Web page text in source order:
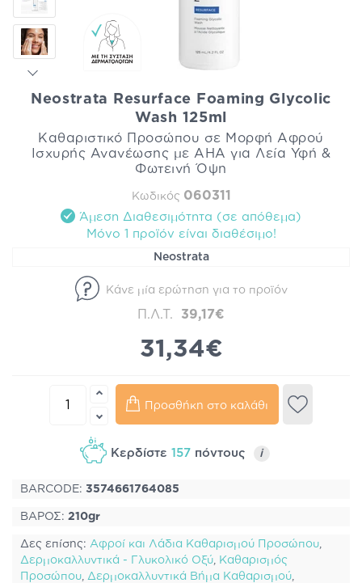
Neostrata Resurface Foaming Glycolic
Wash 125ml
Καθαριστικό Προσώπου σε Μορφή Αφρού
Ισχυρής Ανανέωσης με AHA για Λεία Υφή &
Φωτεινή Όψη
Κωδικός 060311
Άμεση Διαθεσιμότητα (σε απόθεμα)
Mόνο 1 προϊόν είναι διαθέσιμo!
Neostrata
Κάνε μία ερώτηση για το προϊόν
Π.Λ.Τ. 39,17€
31,34€
Προσθήκη στο καλάθι
Κερδίστε 157 πόντους i
BARCODE: 3574661764085
ΒΑΡΟΣ: 210gr
Δες επίσης: Αφροί και Λάδια Καθαρισμού Προσώπου,
Δερμοκαλλυντικά - Γλυκολικό Οξύ, Καθαρισμός
Προσώπου, Δερμοκαλλυντικά Βήμα Καθαρισμού,